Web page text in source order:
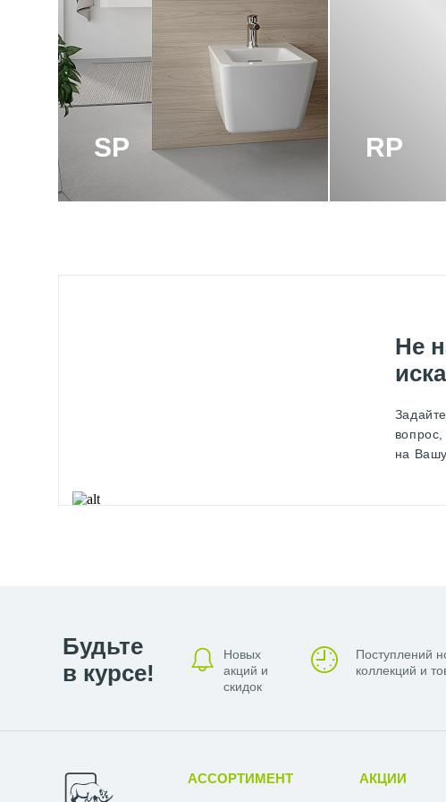
Акриловые унитазы toto изготавливаются из
механическим повреждениям. Этот материал также имеет
Некоторые унитазы Toto могут быть изготовлены из
наполнителем из натурального камня. Эти материалы
В целом, все материалы, используемые для изготовления
также предлагают различные варианты дизайна и отделки,
SP RP
Не
на
Будьте
в курсе!
Новых
акций и
скидок
Поступлений
коллекций и
АССОРТИМЕНТ АКЦИИ